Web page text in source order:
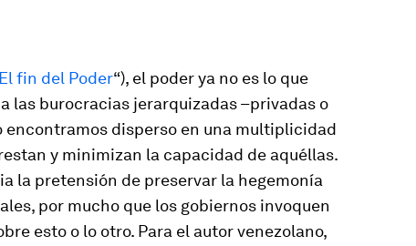
El fin del Poder“), el poder ya no es lo que
las burocracias jerarquizadas –privadas o
encontramos disperso en una multiplicidad
y minimizan la capacidad de aquéllas.
la pretensión de preservar la hegemonía
por mucho que los gobiernos invoquen
esto o lo otro. Para el autor venezolano,